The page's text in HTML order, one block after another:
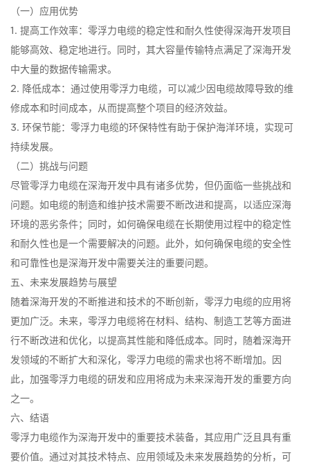
（一）应用优势
1. 提高工作效率：零浮力电缆的稳定性和耐久性使得深海开发项目
能够高效、稳定地进行。同时，其大容量传输特点满足了深海开发
中大量的数据传输需求。
2. 降低成本：通过使用零浮力电缆，可以减少因电缆故障导致的维
修成本和时间成本，从而提高整个项目的经济效益。
3. 环保节能：零浮力电缆的环保特性有助于保护海洋环境，实现可
持续发展。
（二）挑战与问题
尽管零浮力电缆在深海开发中具有诸多优势，但仍面临一些挑战和
问题。如电缆的制造和维护技术需要不断改进和提高，以适应深海
环境的恶劣条件；同时，如何确保电缆在长期使用过程中的稳定性
和耐久性也是一个需要解决的问题。此外，如何确保电缆的安全性
和可靠性也是深海开发中需要关注的重要问题。
五、未来发展趋势与展望
随着深海开发的不断推进和技术的不断创新，零浮力电缆的应用将
更加广泛。未来，零浮力电缆将在材料、结构、制造工艺等方面进
行不断改进和优化，以提高其性能和降低成本。同时，随着深海开
发领域的不断扩大和深化，零浮力电缆的需求也将不断增加。因
此，加强零浮力电缆的研发和应用将成为未来深海开发的重要方向
之一。
六、结语
零浮力电缆作为深海开发中的重要技术装备，其应用广泛且具有重
要价值。通过对其技术特点、应用领域及未来发展趋势的分析，可